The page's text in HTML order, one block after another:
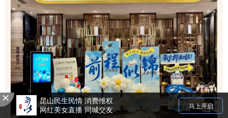
昆山民生民情 消费维权
网红美女直播 同城交友
马上开启